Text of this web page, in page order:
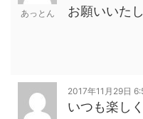
あっとん お願いいた
2017年11月29日
いつも楽し